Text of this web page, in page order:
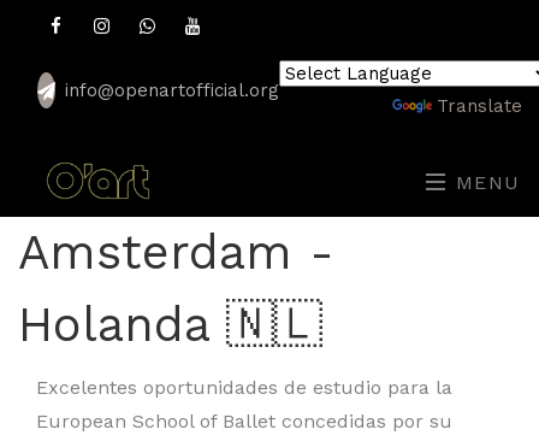
info@openartofficial.org
Translate
MENU
Amsterdam -
Holanda 🇳🇱
Excelentes oportunidades de estudio para la
European School of Ballet concedidas por su